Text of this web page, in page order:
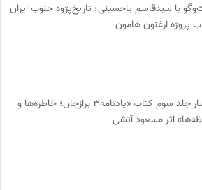
با سیدقاسم یاحسینی؛ تاریخ‌پژوه جنوب ایران
پروژه ارغنون هامون
انتشار جلد سوم کتاب «یادنامه۳ برازجان؛ خاطره‌ها و
اثر مسعود آتشی